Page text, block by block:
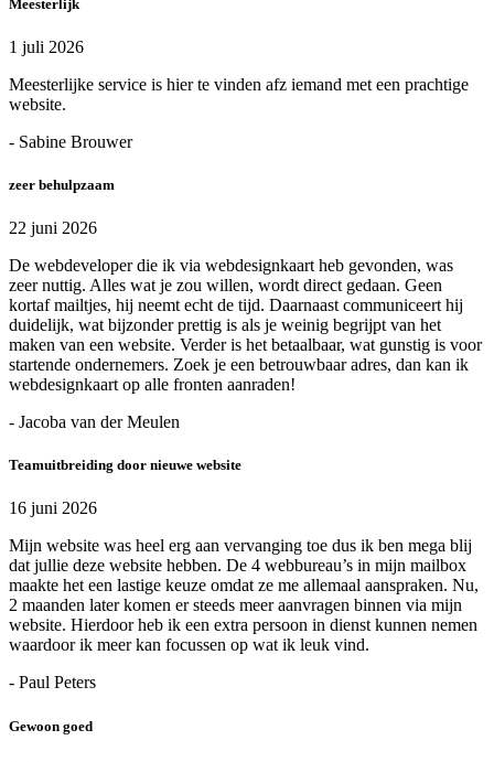
Meesterlijk
1 juli 2026
Meesterlijke service is hier te vinden afz iemand met een prachtige
website.
- Sabine Brouwer
zeer behulpzaam
22 juni 2026
De webdeveloper die ik via webdesignkaart heb gevonden, was
zeer nuttig. Alles wat je zou willen, wordt direct gedaan. Geen
kortaf mailtjes, hij neemt echt de tijd. Daarnaast communiceert hij
duidelijk, wat bijzonder prettig is als je weinig begrijpt van het
maken van een website. Verder is het betaalbaar, wat gunstig is voor
startende ondernemers. Zoek je een betrouwbaar adres, dan kan ik
webdesignkaart op alle fronten aanraden!
- Jacoba van der Meulen
Teamuitbreiding door nieuwe website
16 juni 2026
Mijn website was heel erg aan vervanging toe dus ik ben mega blij
dat jullie deze website hebben. De 4 webbureau’s in mijn mailbox
maakte het een lastige keuze omdat ze me allemaal aanspraken. Nu,
2 maanden later komen er steeds meer aanvragen binnen via mijn
website. Hierdoor heb ik een extra persoon in dienst kunnen nemen
waardoor ik meer kan focussen op wat ik leuk vind.
- Paul Peters
Gewoon goed